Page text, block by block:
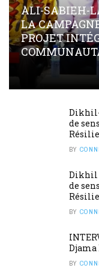
ALI-SABIEH-
LA
PROJET
de
BY
Dikhil
de
BY
Djama
BY